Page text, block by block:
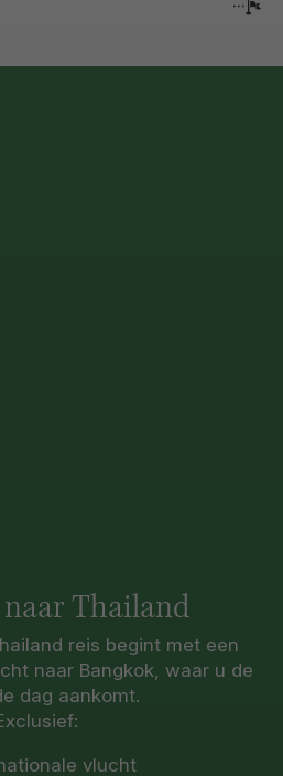
Thailand
reis begint met een
naar Bangkok, waar u de
dag aankomt.
vlucht